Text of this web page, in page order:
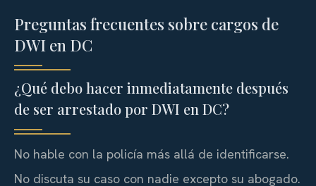
Preguntas frecuentes sobre cargos de
DWI en DC
¿Qué debo hacer inmediatamente después
de ser arrestado por DWI en DC?
No hable con la policía más allá de identificarse.
No discuta su caso con nadie excepto su abogado.